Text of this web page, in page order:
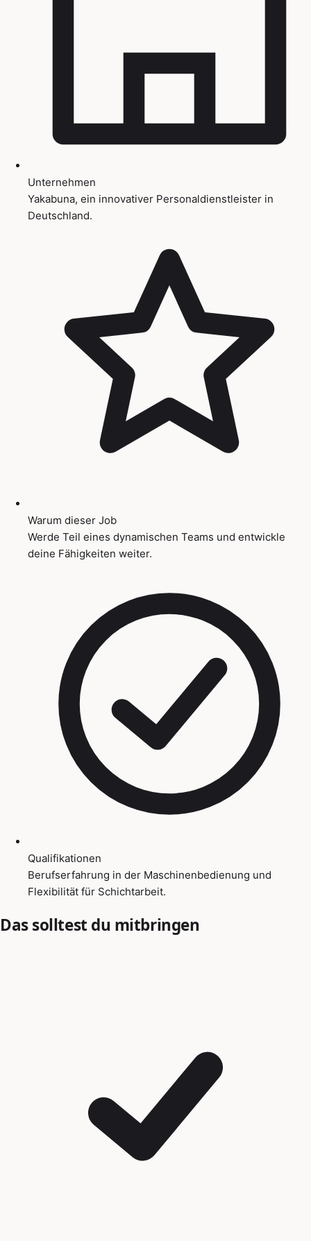
Unternehmen
Yakabuna, ein innovativer Personaldienstleister in
Deutschland.
Warum dieser Job
Werde Teil eines dynamischen Teams und entwickle
deine Fähigkeiten weiter.
Qualifikationen
Berufserfahrung in der Maschinenbedienung und
Flexibilität für Schichtarbeit.
Das solltest du mitbringen